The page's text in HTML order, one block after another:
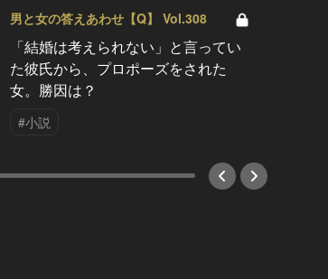
男と女の答えあわせ【Q】 Vol.308
「結婚は考えられない」と言ってい
た彼氏から、プロポーズをされた
女。勝因は？
#小説